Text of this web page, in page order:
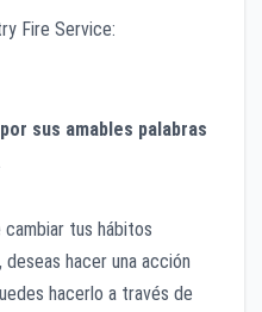
Fire Service:
sus amables palabras
cambiar tus hábitos
hacer una acción
hacerlo a través de